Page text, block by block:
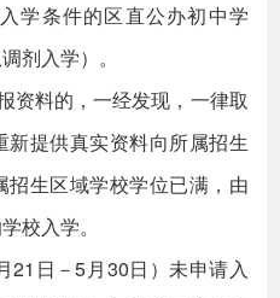
学条件的区直公办初中学
剂入学）。
料的，一经发现，一律取
提供真实资料向所属招生
生区域学校学位已满，由
校入学。
日－5月30日）未申请入